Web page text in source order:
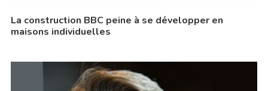
La construction BBC peine à se développer en
maisons individuelles